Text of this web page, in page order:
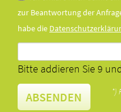
zur Beantwortung der
habe die
Bitte addieren Sie 9
ABSENDEN *)